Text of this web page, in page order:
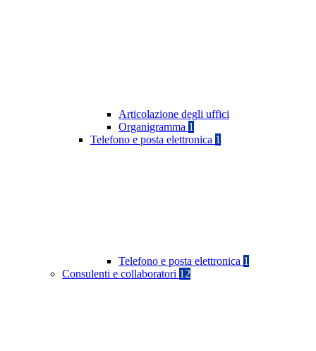
Articolazione degli uffici
Organigramma 1
Telefono e posta elettronica 1
Telefono e posta elettronica 1
Consulenti e collaboratori 12